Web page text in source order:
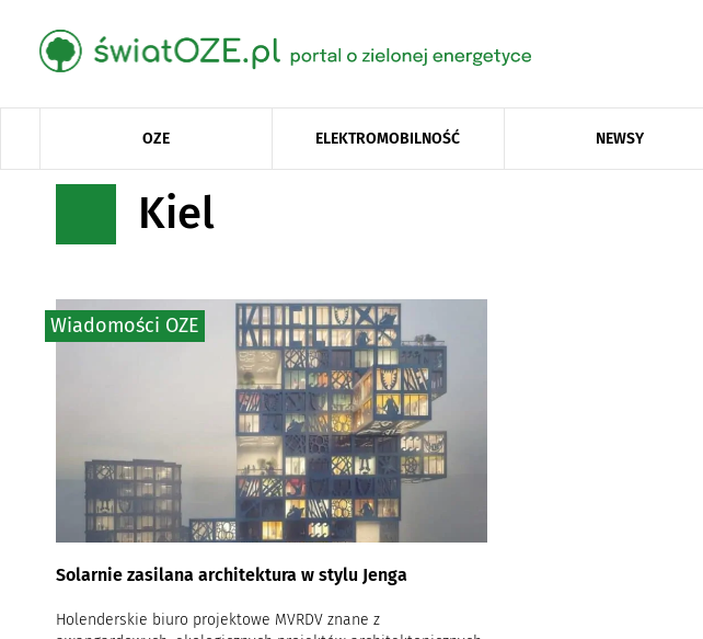
OZE ELEKTROMOBILNOŚĆ NEWSY
Kiel
Solarnie zasilana architektura w stylu Jenga
Holenderskie biuro projektowe MVRDV znane z
Wiadomości OZE